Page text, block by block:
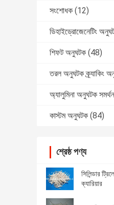
সংশোধক (12)
ডিহাইড্রোজেনেটিং
শিফট অনুঘটক (48)
তরল অনুঘটক ক্র্যাকিং
অ্যালুমিনা অনুঘটক সমর্থন
কাস্টম অনুঘটক (84)
শ্রেষ্ঠ পণ্য
সিলিন্ডার
ক্যারিয়ার